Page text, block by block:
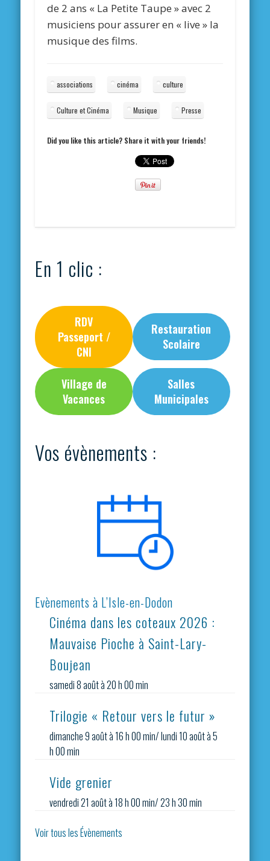
de 2 ans « La Petite Taupe » avec 2
musiciens pour assurer en « live » la
musique des films.
associations cinéma culture
Culture et Cinéma Musique Presse
Did you like this article? Share it with your friends!
En 1 clic :
RDV
Passeport /
CNI
Restauration
Scolaire
Village de
Vacances
Salles
Municipales
Vos évènements :
Evènements à L’Isle-en-Dodon
Cinéma dans les coteaux 2026 :
Mauvaise Pioche à Saint-Lary-
Boujean
samedi 8 août à 20 h 00 min
Trilogie « Retour vers le futur »
dimanche 9 août à 16 h 00 min/lundi 10 août à 5
h 00 min
Vide grenier
vendredi 21 août à 18 h 00 min/23 h 30 min
Voir tous les Évènements